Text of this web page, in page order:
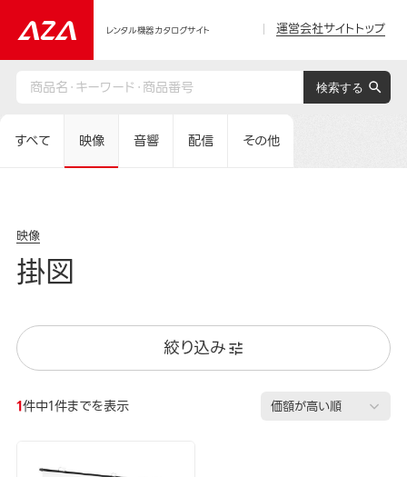
レンタル機器カタログサイト 運営会社サイトトップ
すべて 映像 音響 配信 その他
映像
掛図
絞り込み
1件中1件までを表示